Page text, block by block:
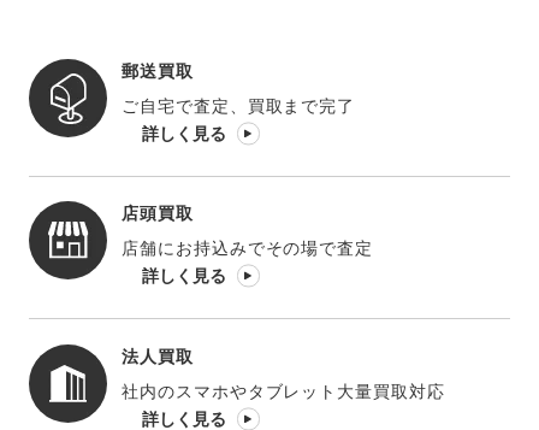
郵送買取
ご自宅で査定、買取まで完了
詳しく見る
店頭買取
店舗にお持込みでその場で査定
詳しく見る
法人買取
社内のスマホやタブレット大量買取対応
詳しく見る